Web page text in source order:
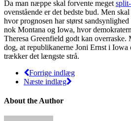
Da man næppe skal forvente meget
ovenstående er det bedste bud. Men
hvor prognosen har størst
nok Montana og Iowa, hvor
Theresa Greenfield godt kan overraske.
dog, at republikanerne Joni Ernst i Iowa
trækker det længste strå.
Forrige indlæg
Næste indlæg
About the Author